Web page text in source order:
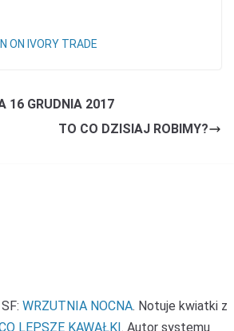
ON IVORY TRADE
16 GRUDNIA 2017
TO CO DZISIAJ ROBIMY?
SF:WRZUTNIA NOCNA. Notuje kwiatki z
LEPSZE KAWAŁKI. Autor systemu